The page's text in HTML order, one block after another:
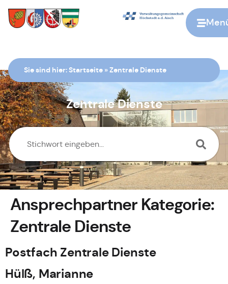
Sie sind hier:Startseite »Zentrale Dienste
Zentrale Dienste
Ansprechpartner Kategorie:
Zentrale Dienste
Postfach Zentrale Dienste
Hülß, Marianne